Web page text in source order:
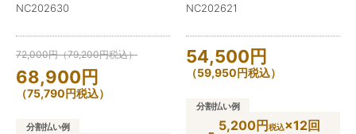
NC202630
72,000円（79,200円税込）
68,900円
（75,790円税込）
分割払い例
NC202621
54,500円
（59,950円税込）
分割払い例
5,200円税込×12回